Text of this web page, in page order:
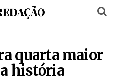
quarta maior
história